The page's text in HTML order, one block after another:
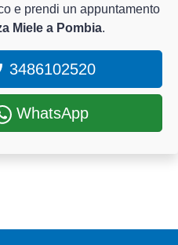
e prendi un appuntamento
Miele a Pombia.
3486102520
WhatsApp